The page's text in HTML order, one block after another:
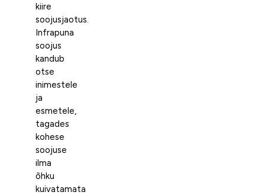
kiire
soojusjaotus.
Infrapuna
soojus
kandub
otse
inimestele
ja
esmetele,
tagades
kohese
soojuse
ilma
õhku
kuivatamata